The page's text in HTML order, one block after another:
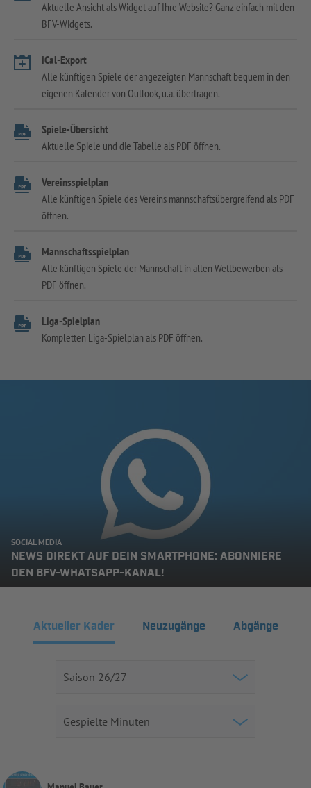
Aktuelle Ansicht als Widget auf Ihre Website? Ganz einfach mit den
BFV-Widgets.
iCal-Export
Alle künftigen Spiele der angezeigten Mannschaft bequem in den
eigenen Kalender von Outlook, u.a. übertragen.
Spiele-Übersicht
Aktuelle Spiele und die Tabelle als PDF öffnen.
Vereinsspielplan
Alle künftigen Spiele des Vereins mannschaftsübergreifend als PDF
öffnen.
Mannschaftsspielplan
Alle künftigen Spiele der Mannschaft in allen Wettbewerben als
PDF öffnen.
Liga-Spielplan
Kompletten Liga-Spielplan als PDF öffnen.
SOCIAL MEDIA
NEWS DIREKT AUF DEIN SMARTPHONE: ABONNIERE
DEN BFV-WHATSAPP-KANAL!
Aktueller Kader Neuzugänge Abgänge